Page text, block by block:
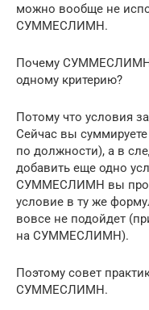
можно вообще не
СУММЕСЛИМН.
Почему СУММЕСЛИМН
одному критерию?
Потому что условия
Сейчас вы
по должности), а в
добавить еще одно
СУММЕСЛИМН вы
условие в ту же
вовсе не подойдет
на СУММЕСЛИМН).
Поэтому совет
СУММЕСЛИМН.